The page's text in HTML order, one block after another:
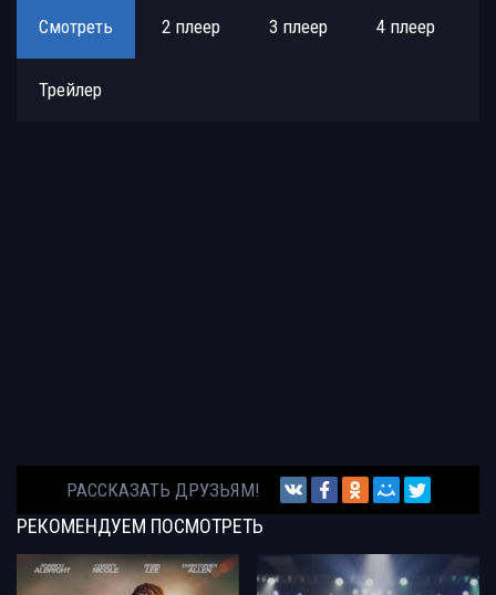
Смотреть 2 плеер 3 плеер 4 плеер
Трейлер
РАССКАЗАТЬ ДРУЗЬЯМ!
РЕКОМЕНДУЕМ ПОСМОТРЕТЬ